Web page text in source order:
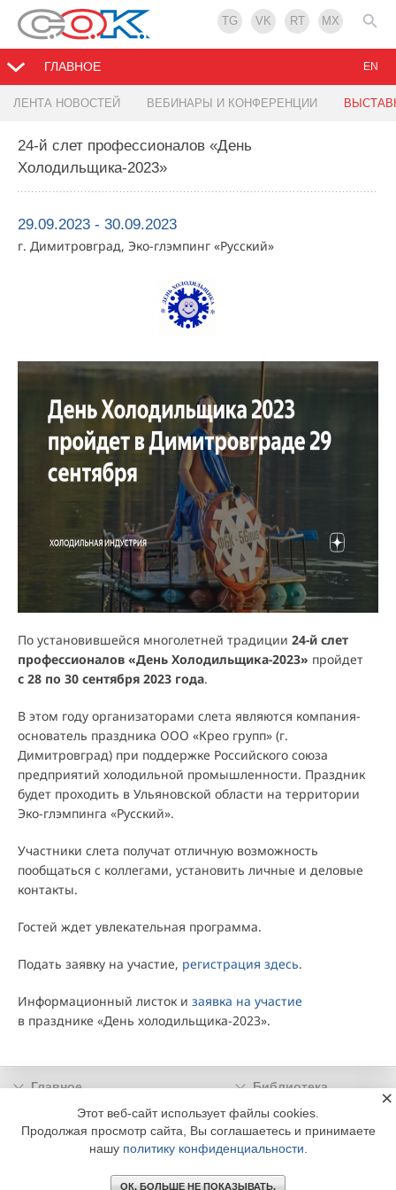
TG VK RT MX
ГЛАВНОЕ
ЛЕНТА НОВОСТЕЙ ВЕБИНАРЫ И КОНФЕРЕНЦИИ
EN
24-й слет профессионалов «День
Холодильщика-2023»
29.09.2023 - 30.09.2023
г. Димитровград, Эко-глэмпинг «Русский»
По установившейся многолетней традиции 24-й слет
профессионалов «День Холодильщика-2023» пройдет
с 28 по 30 сентября 2023 года.
В этом году организаторами слета являются компания-
основатель праздника ООО «Крео групп» (г.
Димитровград) при поддержке Российского союза
предприятий холодильной промышленности. Праздник
будет проходить в Ульяновской области на территории
Эко-глэмпинга «Русский».
Участники слета получат отличную возможность
пообщаться с коллегами, установить личные и деловые
контакты.
Гостей ждет увлекательная программа.
Подать заявку на участие, регистрация здесь.
Информационный листок и заявка на участие
в празднике «День холодильщика-2023».
Главное
Библиотека
Подписка
Реклама
Информация
© 2002 - 2026 OOO Издательский дом «МЕДИА ТЕХНОЛОДЖИ» +7 (495) 665-00-
Этот веб-сайт использует файлы cookies.
Продолжая просмотр сайта, Вы соглашаетесь и принимаете
нашу политику конфиденциальности
ОК. БОЛЬШЕ НЕ ПОКАЗЫВАТЬ.
×